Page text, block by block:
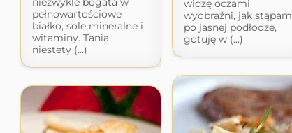
pełnowartościowe
białko, sole mineralne i
witaminy. Tania
niestety (...)
widzę oczami
wyobraźni, jak stąpam
po jasnej podłodze,
gotuję w (...)